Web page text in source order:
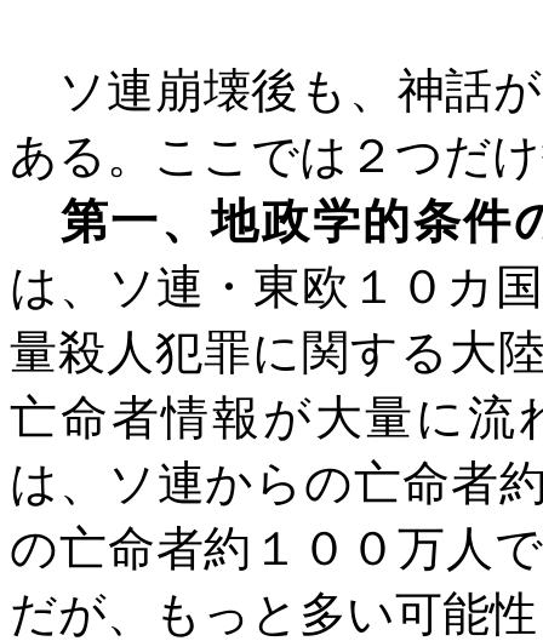
ソ連崩壊後も、神話
ある。ここでは２つだ
第一、地政学的条件
は、ソ連・東欧１０カ
量殺人犯罪に関する大
亡命者情報が大量に流
は、ソ連からの亡命者
の亡命者約１００万人
だが、もっと多い可能